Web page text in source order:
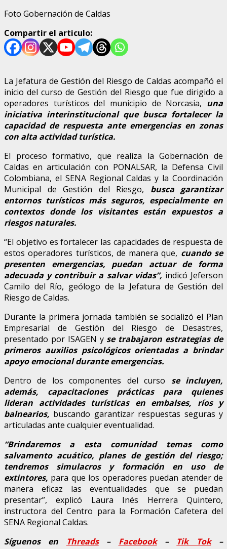
Foto Gobernación de Caldas
Compartir el articulo:
La Jefatura de Gestión del Riesgo de Caldas acompañó el
inicio del curso de Gestión del Riesgo que fue dirigido a
operadores turísticos del municipio de Norcasia, una
iniciativa interinstitucional que busca fortalecer la
capacidad de respuesta ante emergencias en zonas
con alta actividad turística.
El proceso formativo, que realiza la Gobernación de
Caldas en articulación con PONALSAR, la Defensa Civil
Colombiana, el SENA Regional Caldas y la Coordinación
Municipal de Gestión del Riesgo, busca garantizar
entornos turísticos más seguros, especialmente en
contextos donde los visitantes están expuestos a
riesgos naturales.
“El objetivo es fortalecer las capacidades de respuesta de
estos operadores turísticos, de manera que, cuando se
presenten emergencias, puedan actuar de forma
adecuada y contribuir a salvar vidas”, indicó Jeferson
Camilo del Río, geólogo de la Jefatura de Gestión del
Riesgo de Caldas.
Durante la primera jornada también se socializó el Plan
Empresarial de Gestión del Riesgo de Desastres,
presentado por ISAGEN y se trabajaron estrategias de
primeros auxilios psicológicos orientadas a brindar
apoyo emocional durante emergencias.
Dentro de los componentes del curso se incluyen,
además, capacitaciones prácticas para quienes
lideran actividades turísticas en embalses, ríos y
balnearios, buscando garantizar respuestas seguras y
articuladas ante cualquier eventualidad.
“Brindaremos a esta comunidad temas como
salvamento acuático, planes de gestión del riesgo;
tendremos simulacros y formación en uso de
extintores, para que los operadores puedan atender de
manera eficaz las eventualidades que se puedan
presentar”, explicó Laura Inés Herrera Quintero,
instructora del Centro para la Formación Cafetera del
SENA Regional Caldas.
Síguenos en
Threads– Facebook– Tik Tok–